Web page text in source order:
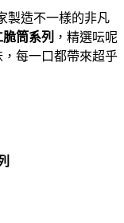
製造不一樣的非凡
筒系列 ， 精選呍呢
每一口都帶來超乎